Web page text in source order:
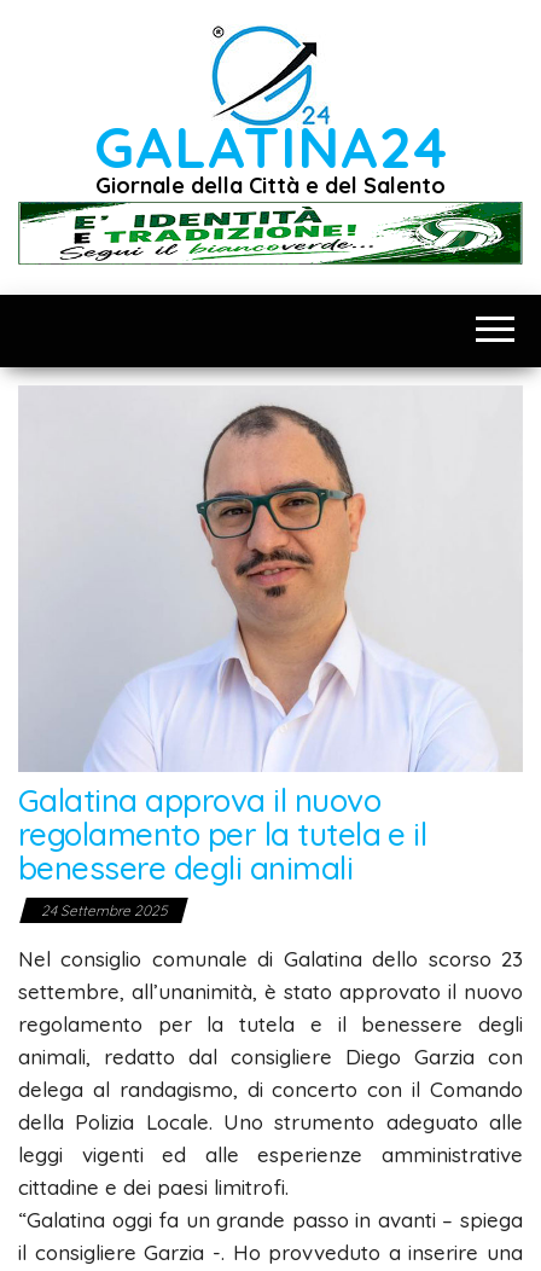
GALATINA24
Giornale della Città e del Salento
Galatina approva il nuovo
regolamento per la tutela e il
benessere degli animali
24 Settembre 2025
Nel consiglio comunale di Galatina dello scorso 23
settembre, all’unanimità, è stato approvato il nuovo
regolamento per la tutela e il benessere degli
animali, redatto dal consigliere Diego Garzia con
delega al randagismo, di concerto con il Comando
della Polizia Locale. Uno strumento adeguato alle
leggi vigenti ed alle esperienze amministrative
cittadine e dei paesi limitrofi.
“Galatina oggi fa un grande passo in avanti – spiega
il consigliere Garzia -. Ho provveduto a inserire una